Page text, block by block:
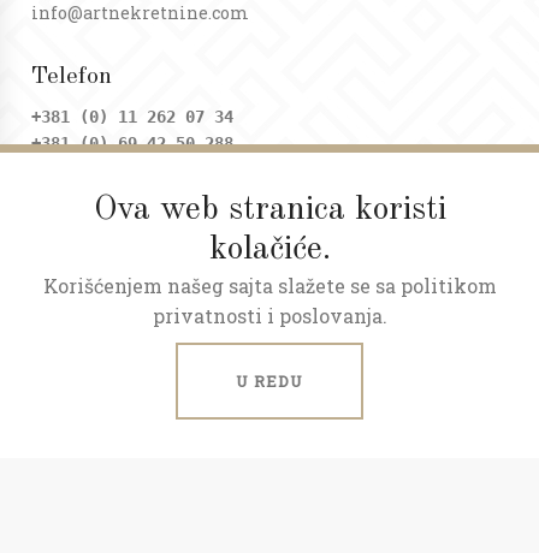
Ova web stranica koristi
kolačiće.
Korišćenjem našeg sajta slažete se sa politikom
privatnosti i poslovanja.
U REDU
info@artnekretnine.com
Telefon
+381 (0) 11 262 07 34
+381 (0) 69 42 50 288
Adresa
Dositejeva 9, Trg republike
Radno vreme
Ponedeljak - petak: 09 - 20h